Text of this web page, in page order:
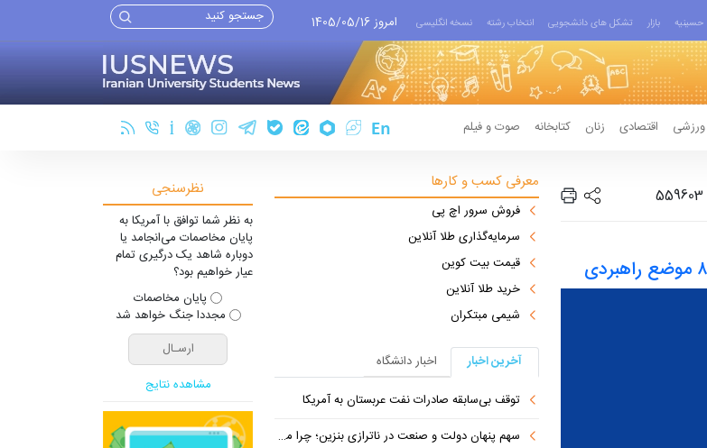
حسینیه بازار تشکل های دانشجویی انتخاب رشته نسخه انگلیسی امروز 1405/05/16
ورزشی اقتصادی زنان کتابخانه صوت و فیلم
معرفی کسب و کارها
فروش سرور اچ پی
سرمایه‌گذاری طلا آنلاین
قیمت بیت کوین
خرید طلا آنلاین
شیمی مبتکران
آخرین اخبار
اخبار دانشگاه
توقف بی‌سابقه صادرات نفت عربستان به آمریکا
سهم پنهان دولت و صنعت در ناترازی بنزین؛ چرا مردم مقصر اصلی نیستند؟
نظرسنجی
به نظر شما توافق با آمریکا به
پایان مخاصمات می‌انجامد یا
دوباره شاهد یک درگیری تمام
عیار خواهیم بود؟
پایان مخاصمات
مجددا جنگ خواهد شد
مشاهده نتایج